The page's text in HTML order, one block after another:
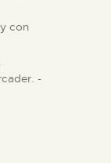
con
-